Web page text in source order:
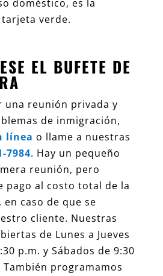
doméstico, es la
verde.
EL BUFETE DE
una reunión privada y
de inmigración,
línea o llame a nuestras
7984. Hay un pequeño
reunión, pero
pago al costo total de la
caso de que se
cliente. Nuestras
de Lunes a Jueves
p.m. y Sábados de 9:30
También programamos